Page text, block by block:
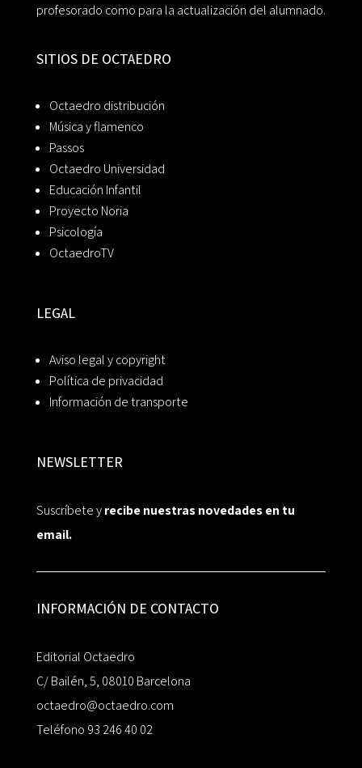
profesorado como para la actualización del alumnado.
SITIOS DE OCTAEDRO
Octaedro distribución
Música y flamenco
Passos
Octaedro Universidad
Educación Infantil
Proyecto Noria
Psicología
OctaedroTV
LEGAL
Aviso legal y copyright
Política de privacidad
Información de transporte
NEWSLETTER
Suscríbete yrecibe nuestras novedades en tu
email.
INFORMACIÓN DE CONTACTO
Editorial Octaedro
C/ Bailén, 5, 08010 Barcelona
octaedro@octaedro.com
Teléfono 93 246 40 02